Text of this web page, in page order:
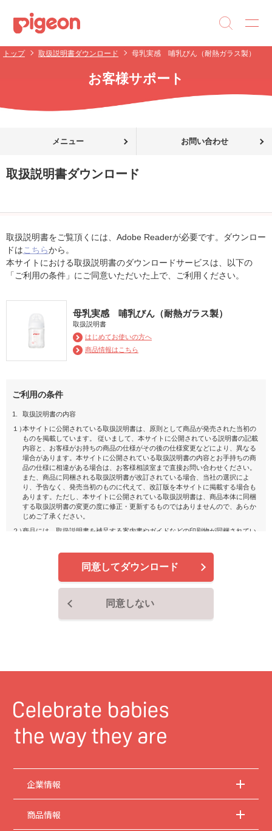
トップ 取扱説明書ダウンロード 母乳実感 哺乳びん（耐熱ガラス製）
お客様サポート
メニュー お問い合わせ
取扱説明書ダウンロード
取扱説明書をご覧頂くには、Adobe Readerが必要です。ダウンロー
ドは こちらから。
本サイトにおける取扱説明書のダウンロードサービスは、以下の
「ご利用の条件」にご同意いただいた上で、ご利用ください。
母乳実感 哺乳びん（耐熱ガラス製）
取扱説明書
はじめてお使いの方へ
商品情報はこちら
ご利用の条件
1.
取扱説明書の内容
１）本サイトに公開されている取扱説明書は、原則として商品が発売された当初の
ものを掲載しています。 従いまして、本サイトに公開されている説明書の記載
内容と、お客様がお持ちの商品の仕様がその後の仕様変更などにより、異なる
場合があります。本サイトに公開されている取扱説明書の内容とお手持ちの商
品の仕様に相違がある場合は、お客様相談室まで直接お問い合わせください。
また、商品に同梱される取扱説明書が改訂されている場合、当社の選択によ
り、予告なく、発売当初のものに代えて、改訂版を本サイトに掲載する場合も
あります。ただし、本サイトに公開されている取扱説明書は、商品本体に同梱
する取扱説明書の変更の度に修正・更新するものではありませんので、あらか
じめご了承ください。
２）商品には、取扱説明書を補足する案内書やガイドなどの印刷物が同梱されてい
商品ご使用時の安全上のご注意については、取扱説明書に記載または別途同梱の別
基本的に公開しておりません。
取扱説明書中に記載する安全上のご注意は、法的規
取扱説明書の著作権は当社に帰属します。権利者の許諾を得ることなく、取扱説明
することは、この限りではありません。
当社は、常に細心の注意を払って本サイトを運営管理しておりますが、情報および
動作の正確性、完全性を保証するものではありません。お客様が本サイトをご利用
トラブル、ならびにその他の損害についても、当社は責任を負うものではありませ
本サイトのサービスの中止、変更など
同意しない
同意してダウンロード
企業情報
商品情報